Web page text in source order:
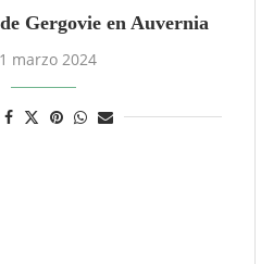
Gergovie en Auvernia
marzo 2024